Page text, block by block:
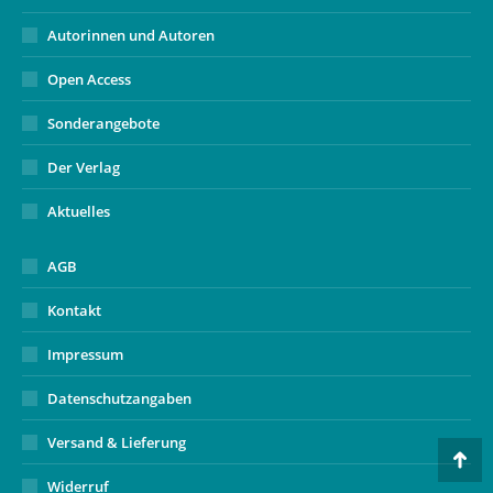
Autorinnen und Autoren
Open Access
Sonderangebote
Der Verlag
Aktuelles
AGB
Kontakt
Impressum
Datenschutzangaben
Versand & Lieferung
Widerruf
Go